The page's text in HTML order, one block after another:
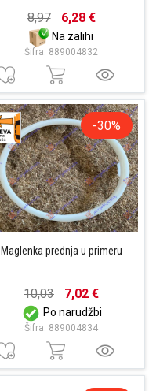
8,97 6,28 €
Na zalihi
Šifra: 889004832
-30%
Maglenka prednja u primeru
10,03 7,02 €
Po narudžbi
Šifra: 889004834